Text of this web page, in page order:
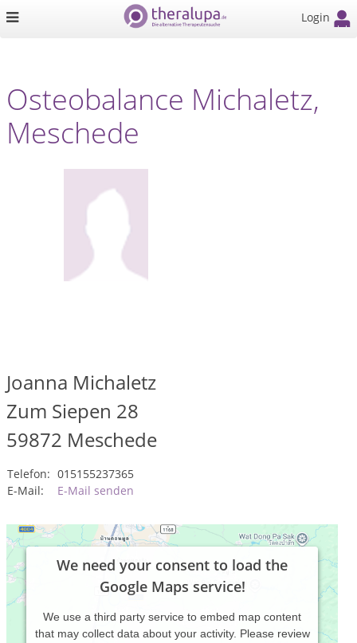
Login
Osteobalance Michaletz,
Meschede
Joanna Michaletz
Zum Siepen 28
59872 Meschede
Telefon: 015155237365
E-Mail:
E-Mail senden
We need your consent to load the
Google Maps service!
We use a third party service to embed map content
that may collect data about your activity. Please review